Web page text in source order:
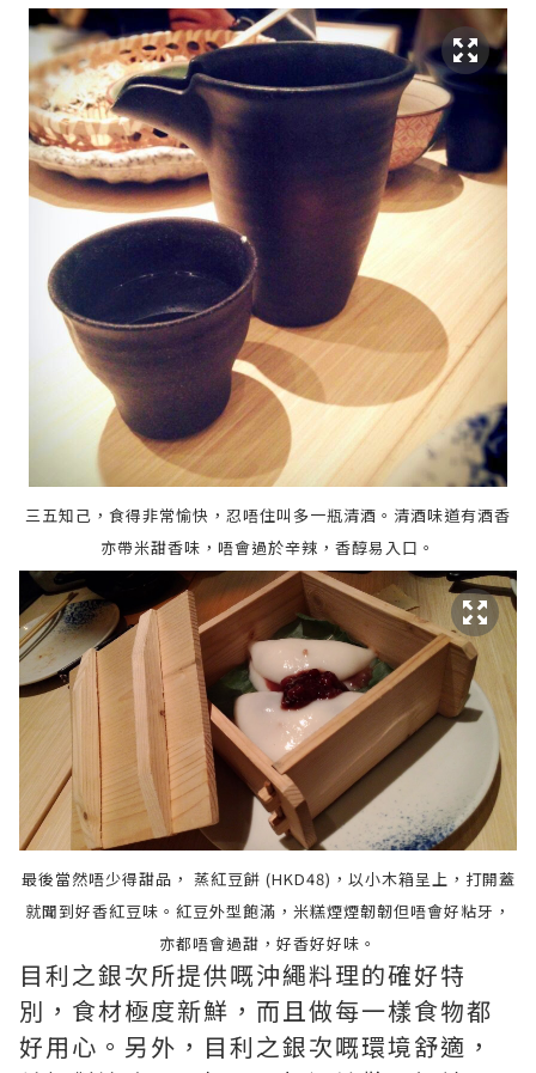
三五知己，食得非常愉快，忍唔住叫多一瓶清酒。清酒味道有酒香
亦帶米甜香味，唔會過於辛辣，香醇易入口。
最後當然唔少得甜品， 蒸紅豆餅 (HKD48)，以小木箱呈上，打開蓋
就聞到好香紅豆味。紅豆外型飽滿，米糕煙煙韌韌但唔會好粘牙，
亦都唔會過甜，好香好好味。
目利之銀次所提供嘅沖繩料理的確好特
別，食材極度新鮮，而且做每一樣食物都
好用心。另外，目利之銀次嘅環境舒適，